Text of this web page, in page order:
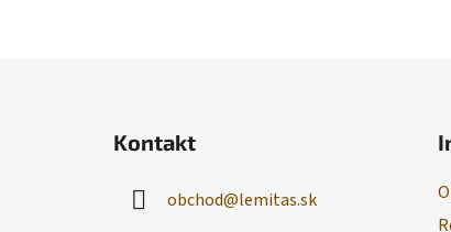
Kontakt
obchod@lemitas.sk